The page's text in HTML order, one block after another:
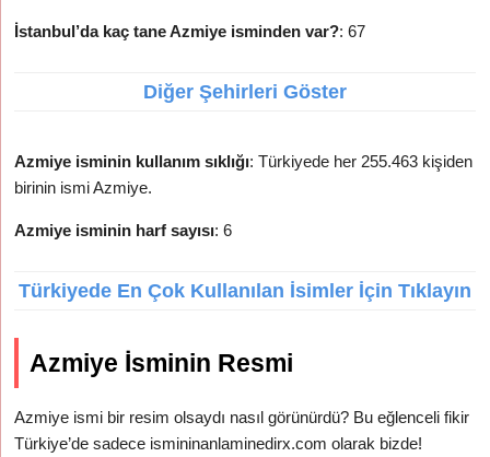
İstanbul’da kaç tane Azmiye isminden var?: 67
Diğer Şehirleri Göster
Azmiye isminin kullanım sıklığı: Türkiyede her 255.463 kişiden
birinin ismi Azmiye.
Azmiye isminin harf sayısı: 6
Türkiyede En Çok Kullanılan İsimler İçin Tıklayın
Azmiye İsminin Resmi
Azmiye ismi bir resim olsaydı nasıl görünürdü? Bu eğlenceli fikir
Türkiye’de sadece ismininanlaminedirx.com olarak bizde!